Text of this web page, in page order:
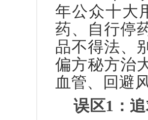
年公众十大
药、自行停
品不得法、
偏方秘方治
血管、回避
误区1 ：